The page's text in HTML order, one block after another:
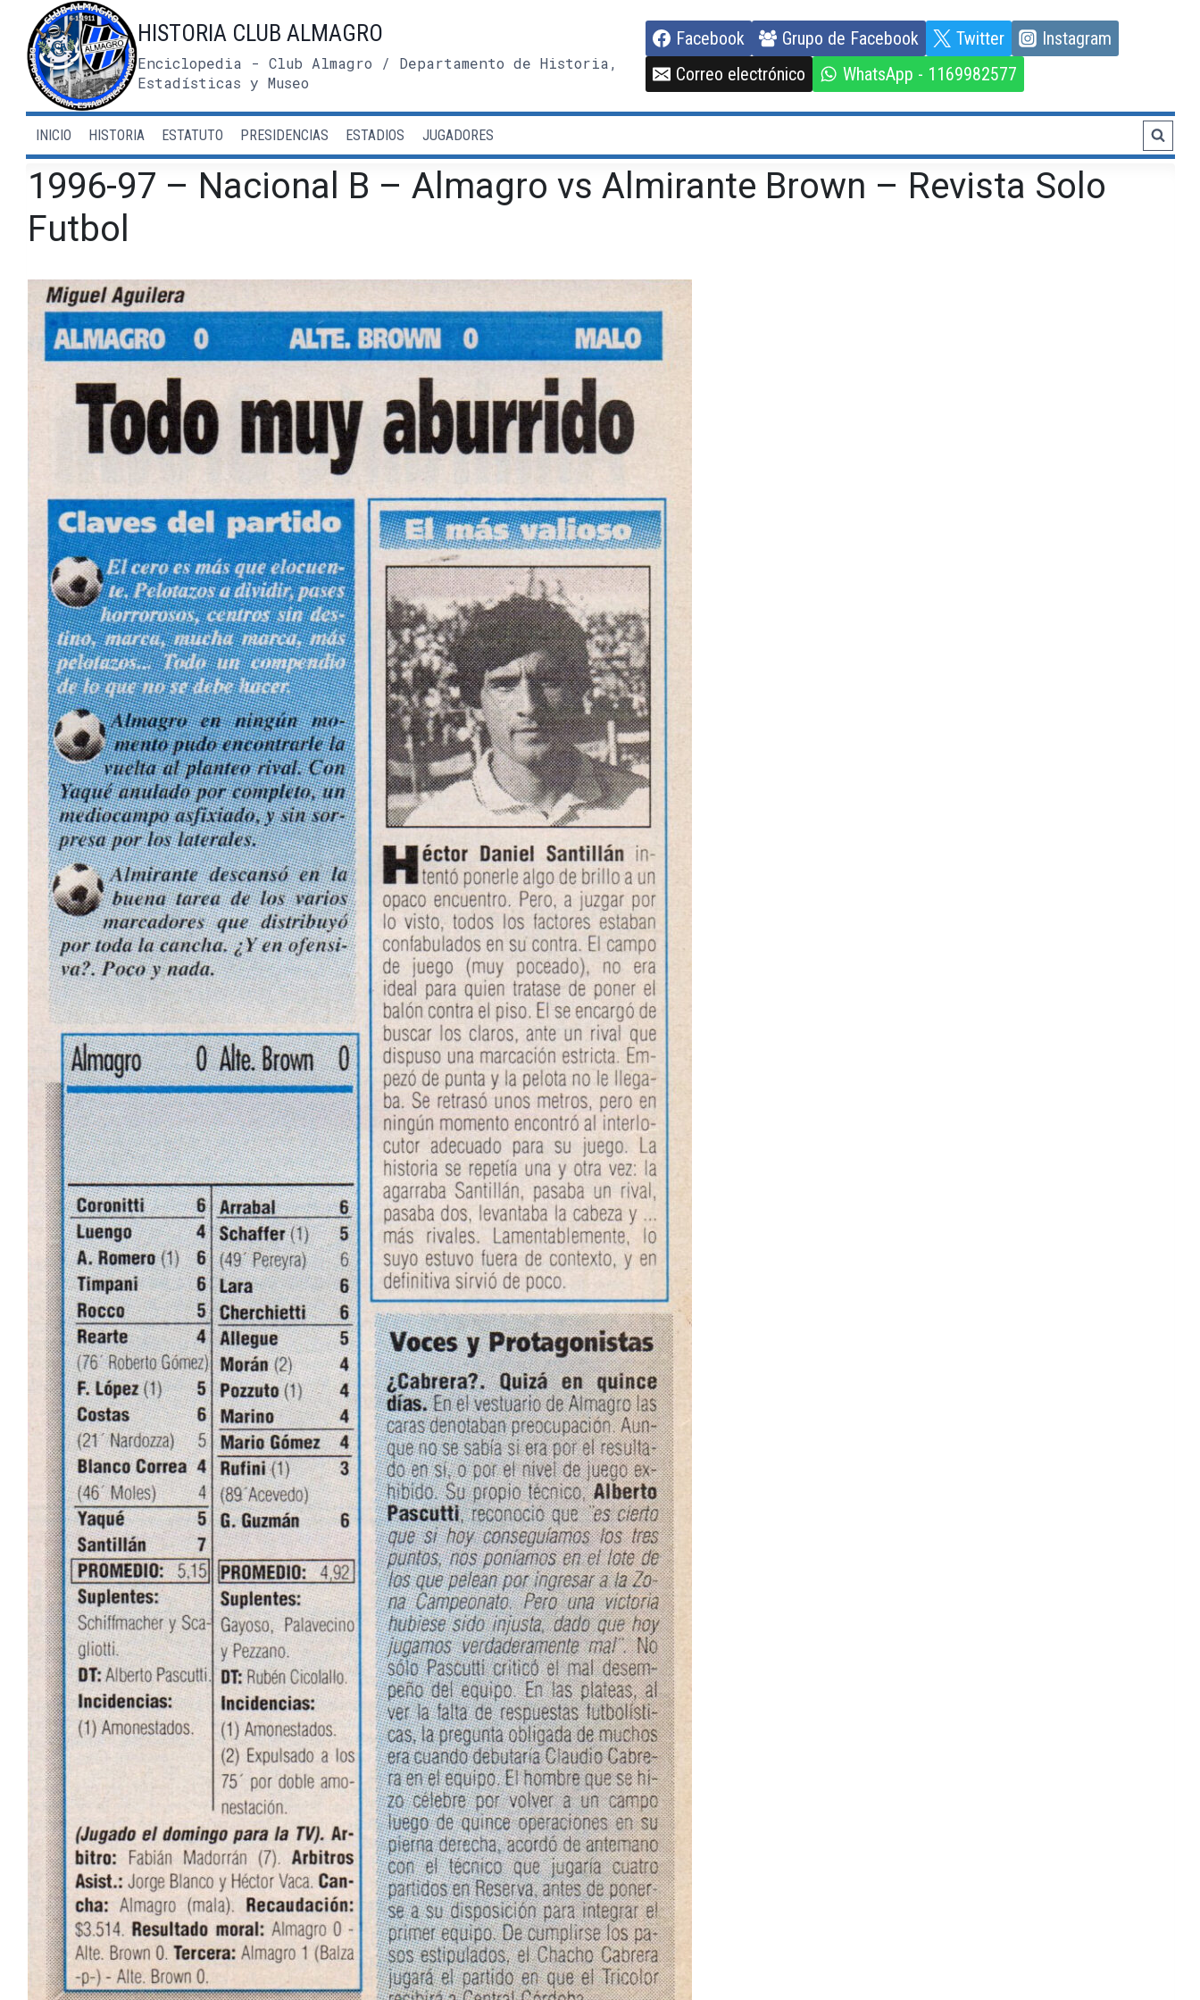
contenido
HISTORIA CLUB ALMAGRO
Enciclopedia - Club Almagro / Departamento de Historia,
Estadísticas y Museo
Facebook Grupo de Facebook Twitter
Instagram
Correo electrónico
WhatsApp - 1169982577
INICIO HISTORIA ESTATUTO PRESIDENCIAS ESTADIOS JUGADORES
1996-97 – Nacional B – Almagro vs Almirante Brown – Revista Solo
Futbol